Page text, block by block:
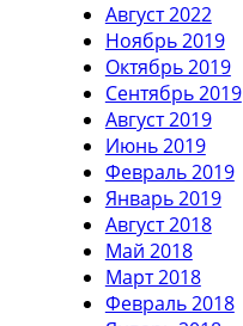
Август 2022
Ноябрь 2019
Октябрь 2019
Сентябрь 2019
Август 2019
Июнь 2019
Февраль 2019
Январь 2019
Август 2018
Май 2018
Март 2018
Февраль 2018